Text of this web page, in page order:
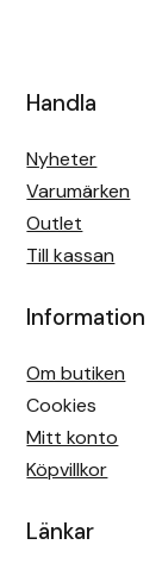
Handla
Nyheter
Varumärken
Outlet
Till kassan
Information
Om butiken
Cookies
Mitt konto
Köpvillkor
Länkar